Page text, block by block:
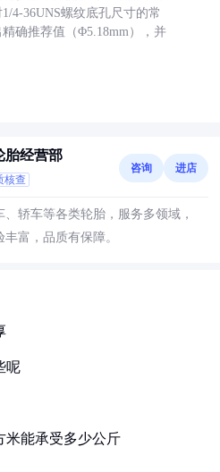
4-36UNS螺纹底孔尺寸的常
确推荐值（Φ5.18mm），并
胎经营部
核查
咨询 进店
轿车等各类轮胎，服务多领域，
富，品质有保障。
呢
米能承受多少公斤